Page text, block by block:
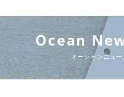
Ocean
オーシャンニュ